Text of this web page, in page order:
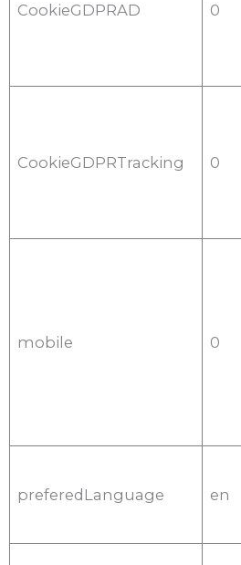
CookieGDPRAD 0
CookieGDPRTracking 0
mobile 0
preferedLanguage en